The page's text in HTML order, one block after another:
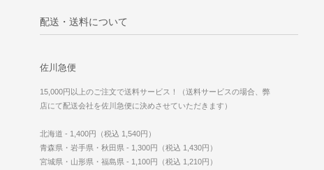
配送・送料について
佐川急便
15,000円以上のご注文で送料サービス！（送料サービスの場合、弊
店にて配送会社を佐川急便に決めさせていただきます）
北海道 - 1,400円（税込 1,540円）
青森県・岩手県・秋田県 - 1,300円（税込 1,430円）
宮城県・山形県・福島県 - 1,100円（税込 1,210円）